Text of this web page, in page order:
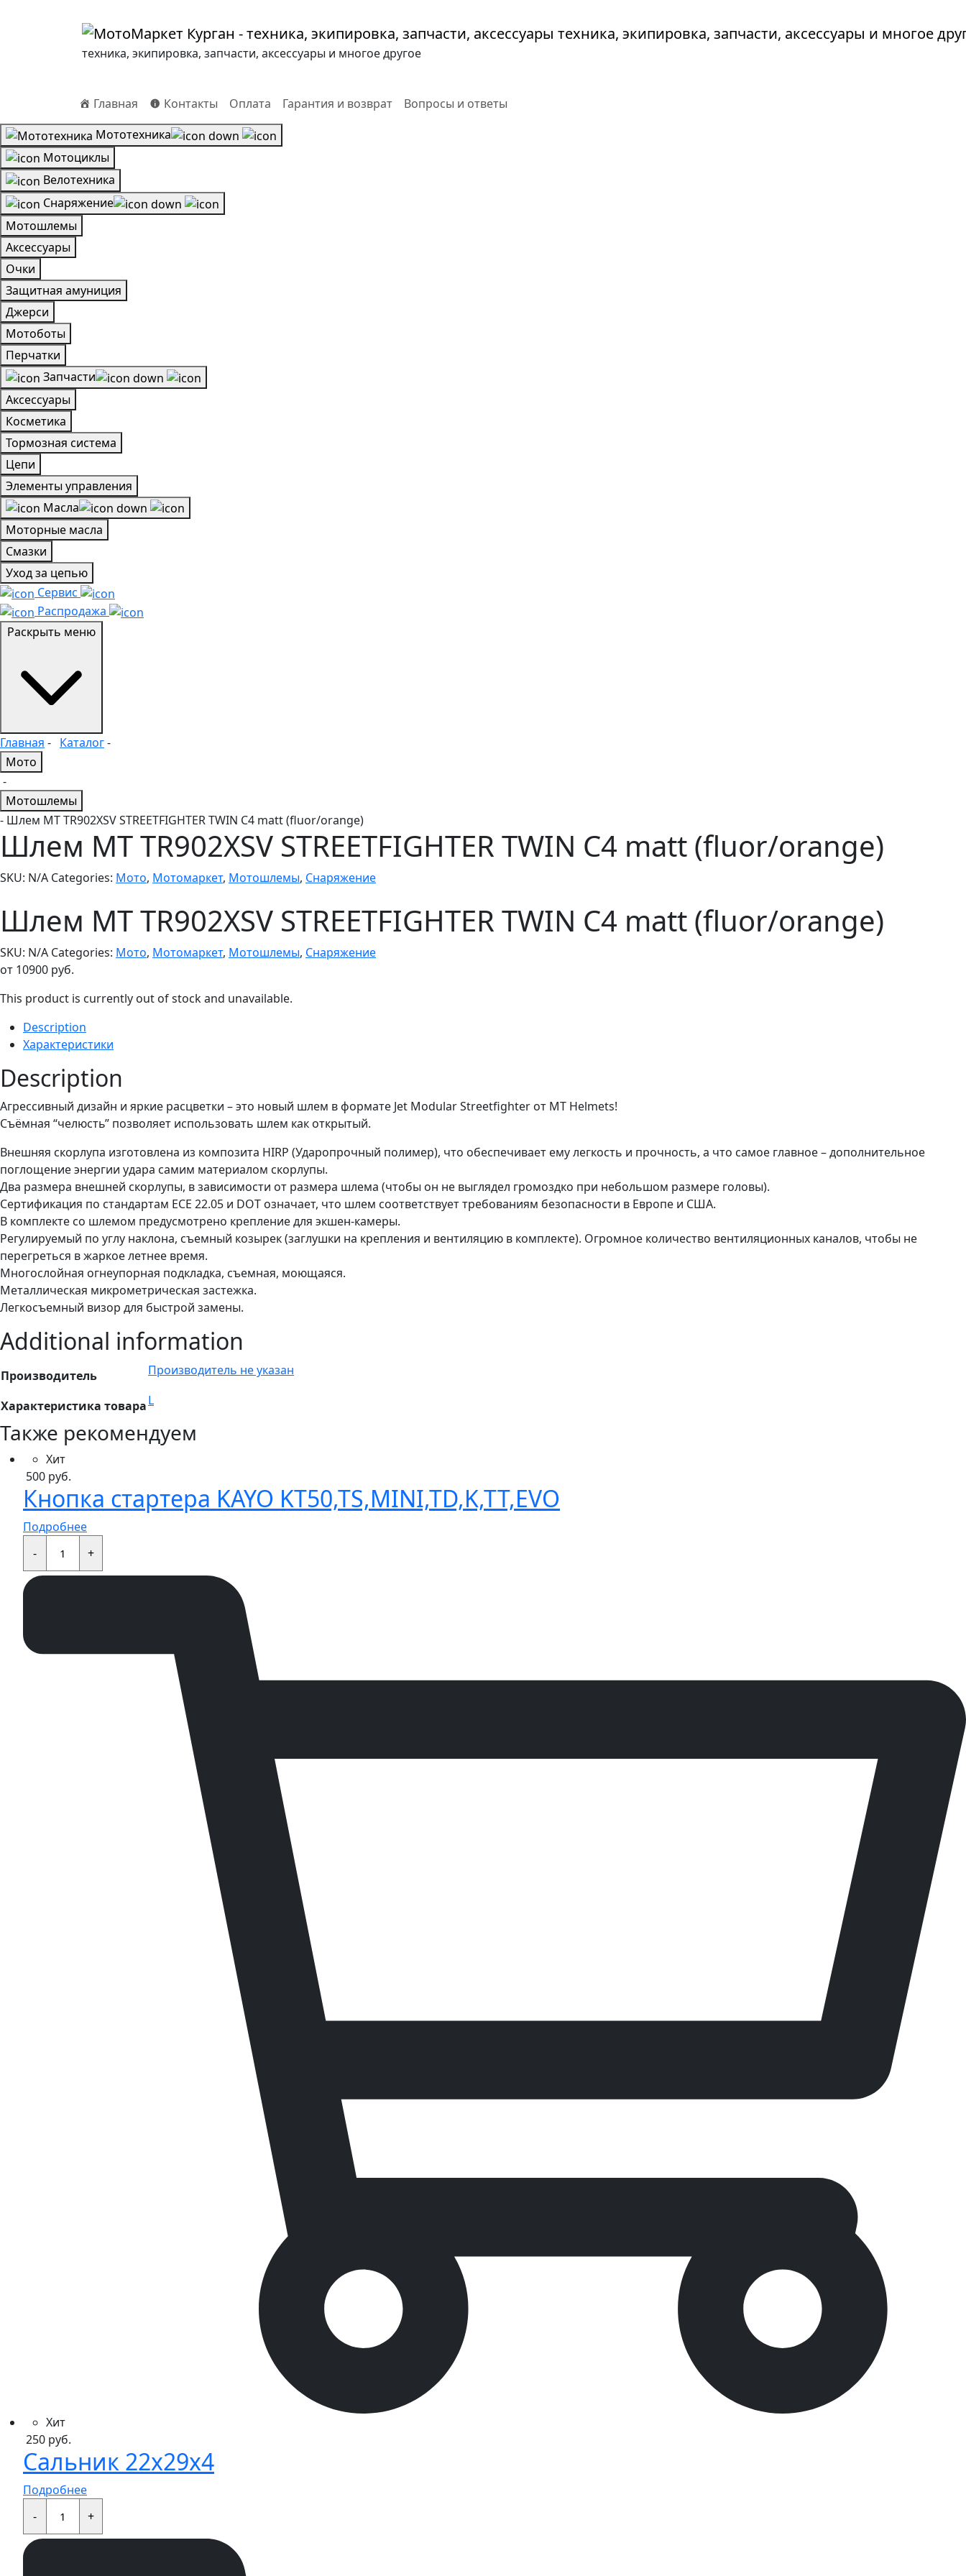
техника, экипировка, запчасти, аксессуары и многое другое
Главная Контакты Оплата Гарантия и возврат
Вопросы и ответы
Мототехника
Мотоциклы
Велотехника
Снаряжение
Мотошлемы
Аксессуары
Очки
Защитная амуниция
Джерси
Мотоботы
Перчатки
Запчасти
Аксессуары
Косметика
Тормозная система
Цепи
Элементы управления
Масла
Моторные масла
Смазки
Уход за цепью
Сервис
Распродажа
Главная - Каталог-
Мото
-
Мотошлемы
- Шлем MT TR902XSV STREETFIGHTER TWIN C4 matt (fluor/orange)
Шлем MT TR902XSV STREETFIGHTER TWIN C4 matt (fluor/orange)
SKU: N/A Categories: Мото, Мотомаркет, Мотошлемы, Снаряжение
Шлем MT TR902XSV STREETFIGHTER TWIN C4 matt (fluor/orange)
SKU: N/A Categories: Мото, Мотомаркет, Мотошлемы, Снаряжение
от 10900 руб.
This product is currently out of stock and unavailable.
Description
Характеристики
Description
Агрессивный дизайн и яркие расцветки – это новый шлем в формате Jet Modular Streetfighter от МТ Helmets!
Съёмная “челюсть” позволяет использовать шлем как открытый.
Внешняя скорлупа изготовлена из композита HIRP (Ударопрочный полимер), что обеспечивает ему легкость и прочность, а что самое главное – дополнительное
поглощение энергии удара самим материалом скорлупы.
Два размера внешней скорлупы, в зависимости от размера шлема (чтобы он не выглядел громоздко при небольшом размере головы).
Сертификация по стандартам ЕСЕ 22.05 и DOT означает, что шлем соответствует требованиям безопасности в Европе и США.
В комплекте со шлемом предусмотрено крепление для экшен-камеры.
Регулируемый по углу наклона, съемный козырек (заглушки на крепления и вентиляцию в комплекте). Огромное количество вентиляционных каналов, чтобы не
перегреться в жаркое летнее время.
Многослойная огнеупорная подкладка, съемная, моющаяся.
Металлическая микрометрическая застежка.
Легкосъемный визор для быстрой замены.
Additional information
Производитель Производитель не указан
Характеристика товараL
Также рекомендуем
Хит
500 руб.
Кнопка стартера KAYO KT50,TS,MINI,TD,K,TT,EVO
Подробнее
-
Кнопка
стартера
KT50,TS,MINI,TD,K,TT,EVO
+
Хит
250 руб.
Сальник 22x29x4
Подробнее
-
Сальник
22x29x4+